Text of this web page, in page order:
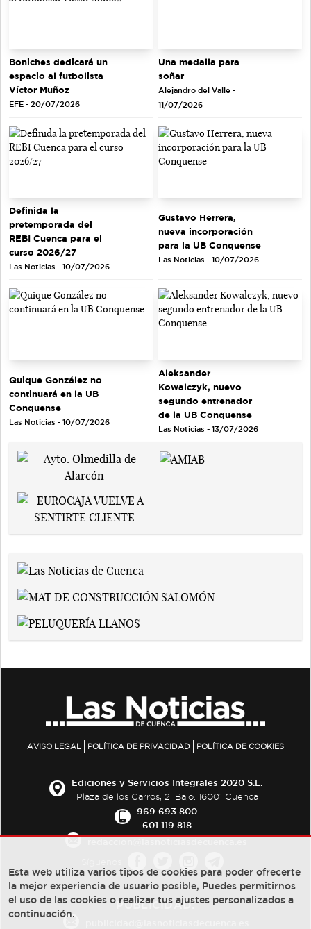
Boniches dedicará un
espacio al futbolista
Víctor Muñoz
EFE - 20/07/2026
Una medalla para
soñar
Alejandro del Valle -
11/07/2026
Definida la
pretemporada del
REBI Cuenca para el
curso 2026/27
Las Noticias - 10/07/2026
Gustavo Herrera,
nueva incorporación
para la UB Conquense
Las Noticias - 10/07/2026
Quique González no
continuará en la UB
Conquense
Las Noticias - 10/07/2026
Aleksander
Kowalczyk, nuevo
segundo entrenador
de la UB Conquense
Las Noticias - 13/07/2026
AVISO LEGAL POLÍTICA DE PRIVACIDAD POLÍTICA DE COOKIES
Ediciones y Servicios Integrales 2020 S.L.
Plaza de los Carros, 2. Bajo. 16001 Cuenca
969 693 800
601 119 818
PUBLICIDAD:
Esta web utiliza varios tipos de cookies para poder ofrecerte
la mejor experiencia de usuario posible, Puedes permitirnos
el uso de las cookies o realizar tus ajustes personalizados a
continuación.